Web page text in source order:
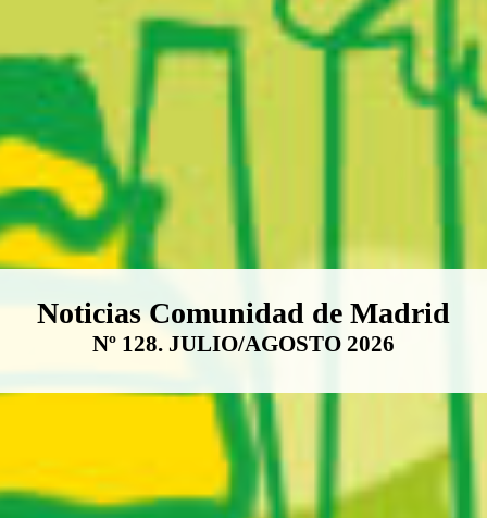
Boletín Noticias Comunidad de
Noticias Comunidad de Madrid
Nº 128. JULIO/AGOSTO 2026